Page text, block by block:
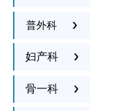
普外科
妇产科
骨一科